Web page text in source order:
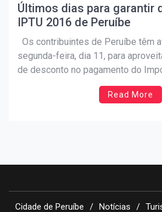
Últimos dias para garantir
IPTU 2016 de Peruíbe
Os contribuintes de Peruíbe têm
segunda-feira, dia 11, para
de desconto no pagamento do
Propriedade Predial e Territorial
Prefeitura concede um desconto de
Read More
Cidade de Peruíbe Notícias